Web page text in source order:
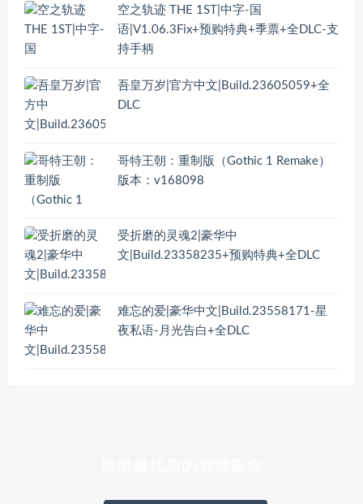
空之轨迹 THE 1ST|中字-国
语|V1.06.3Fix+预购特典+季票+全DLC-支
持手柄
吾皇万岁|官方中文|Build.23605059+全
DLC
哥特王朝：重制版（Gothic 1 Remake）
版本：v168098
受折磨的灵魂2|豪华中
文|Build.23358235+预购特典+全DLC
难忘的爱|豪华中文|Build.23558171-星
夜私语-月光告白+全DLC